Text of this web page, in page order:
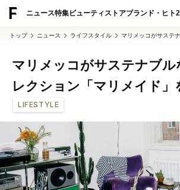
ニュース特集ビューティ ストアブランド・ヒト
トップ ニュース ライフスタイル マリメッコがサステ
マリメッコがサステナブル
レクション「マリメイド」
LIFESTYLE